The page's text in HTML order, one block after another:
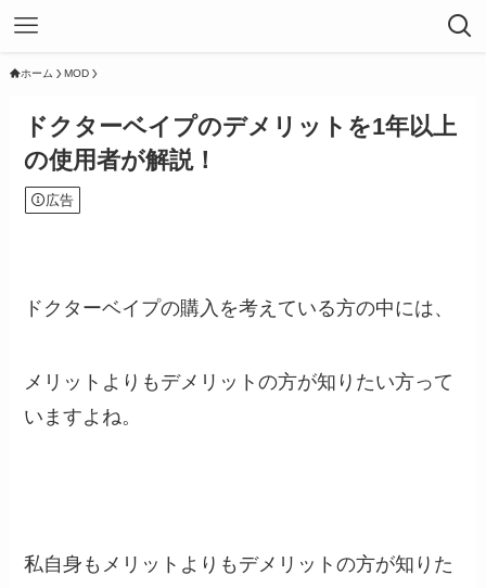
ホーム MOD
ドクターベイプのデメリットを1年以上
の使用者が解説！
広告
ドクターベイプの購入を考えている方の中には、
メリットよりもデメリットの方が知りたい方って
いますよね。
私自身もメリットよりもデメリットの方が知りた